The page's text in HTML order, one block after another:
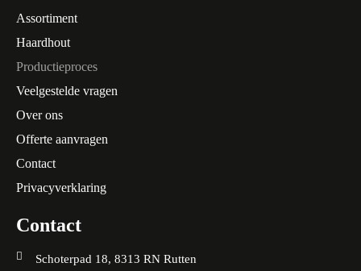
Assortiment
Haardhout
Productieproces
Veelgestelde vragen
Over ons
Offerte aanvragen
Contact
Privacyverklaring
Contact
Schoterpad 18, 8313 RN Rutten